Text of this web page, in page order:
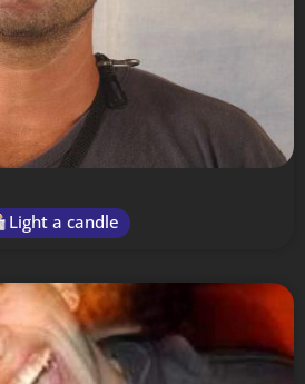
Light a candle